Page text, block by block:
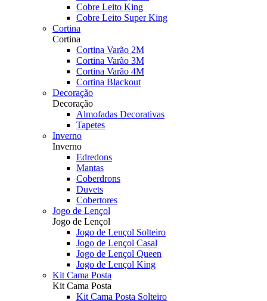
Cobre Leito King
Cobre Leito Super King
Cortina
Cortina
Cortina Varão 2M
Cortina Varão 3M
Cortina Varão 4M
Cortina Blackout
Decoração
Decoração
Almofadas Decorativas
Tapetes
Inverno
Inverno
Edredons
Mantas
Coberdrons
Duvets
Cobertores
Jogo de Lençol
Jogo de Lençol
Jogo de Lençol Solteiro
Jogo de Lençol Casal
Jogo de Lençol Queen
Jogo de Lençol King
Kit Cama Posta
Kit Cama Posta
Kit Cama Posta Solteiro